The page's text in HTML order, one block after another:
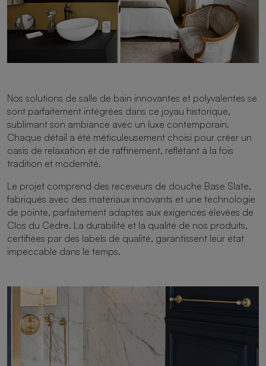
Nos solutions de salle de bain innovantes et polyvalentes se
sont parfaitement intégrées dans ce joyau historique,
sublimant son ambiance avec un luxe contemporain.
Chaque détail a été méticuleusement choisi pour créer un
oasis de relaxation et de raffinement, reflétant à la fois
tradition et modernité.
Le projet comprend des receveurs de douche Base Slate,
fabriqués avec des matériaux innovants et une technologie
de pointe, parfaitement adaptés aux exigences élevées de
Clos du Cèdre. La durabilité et la qualité de nos produits,
certifiées par des labels de qualité, garantissent leur état
impeccable dans le temps.